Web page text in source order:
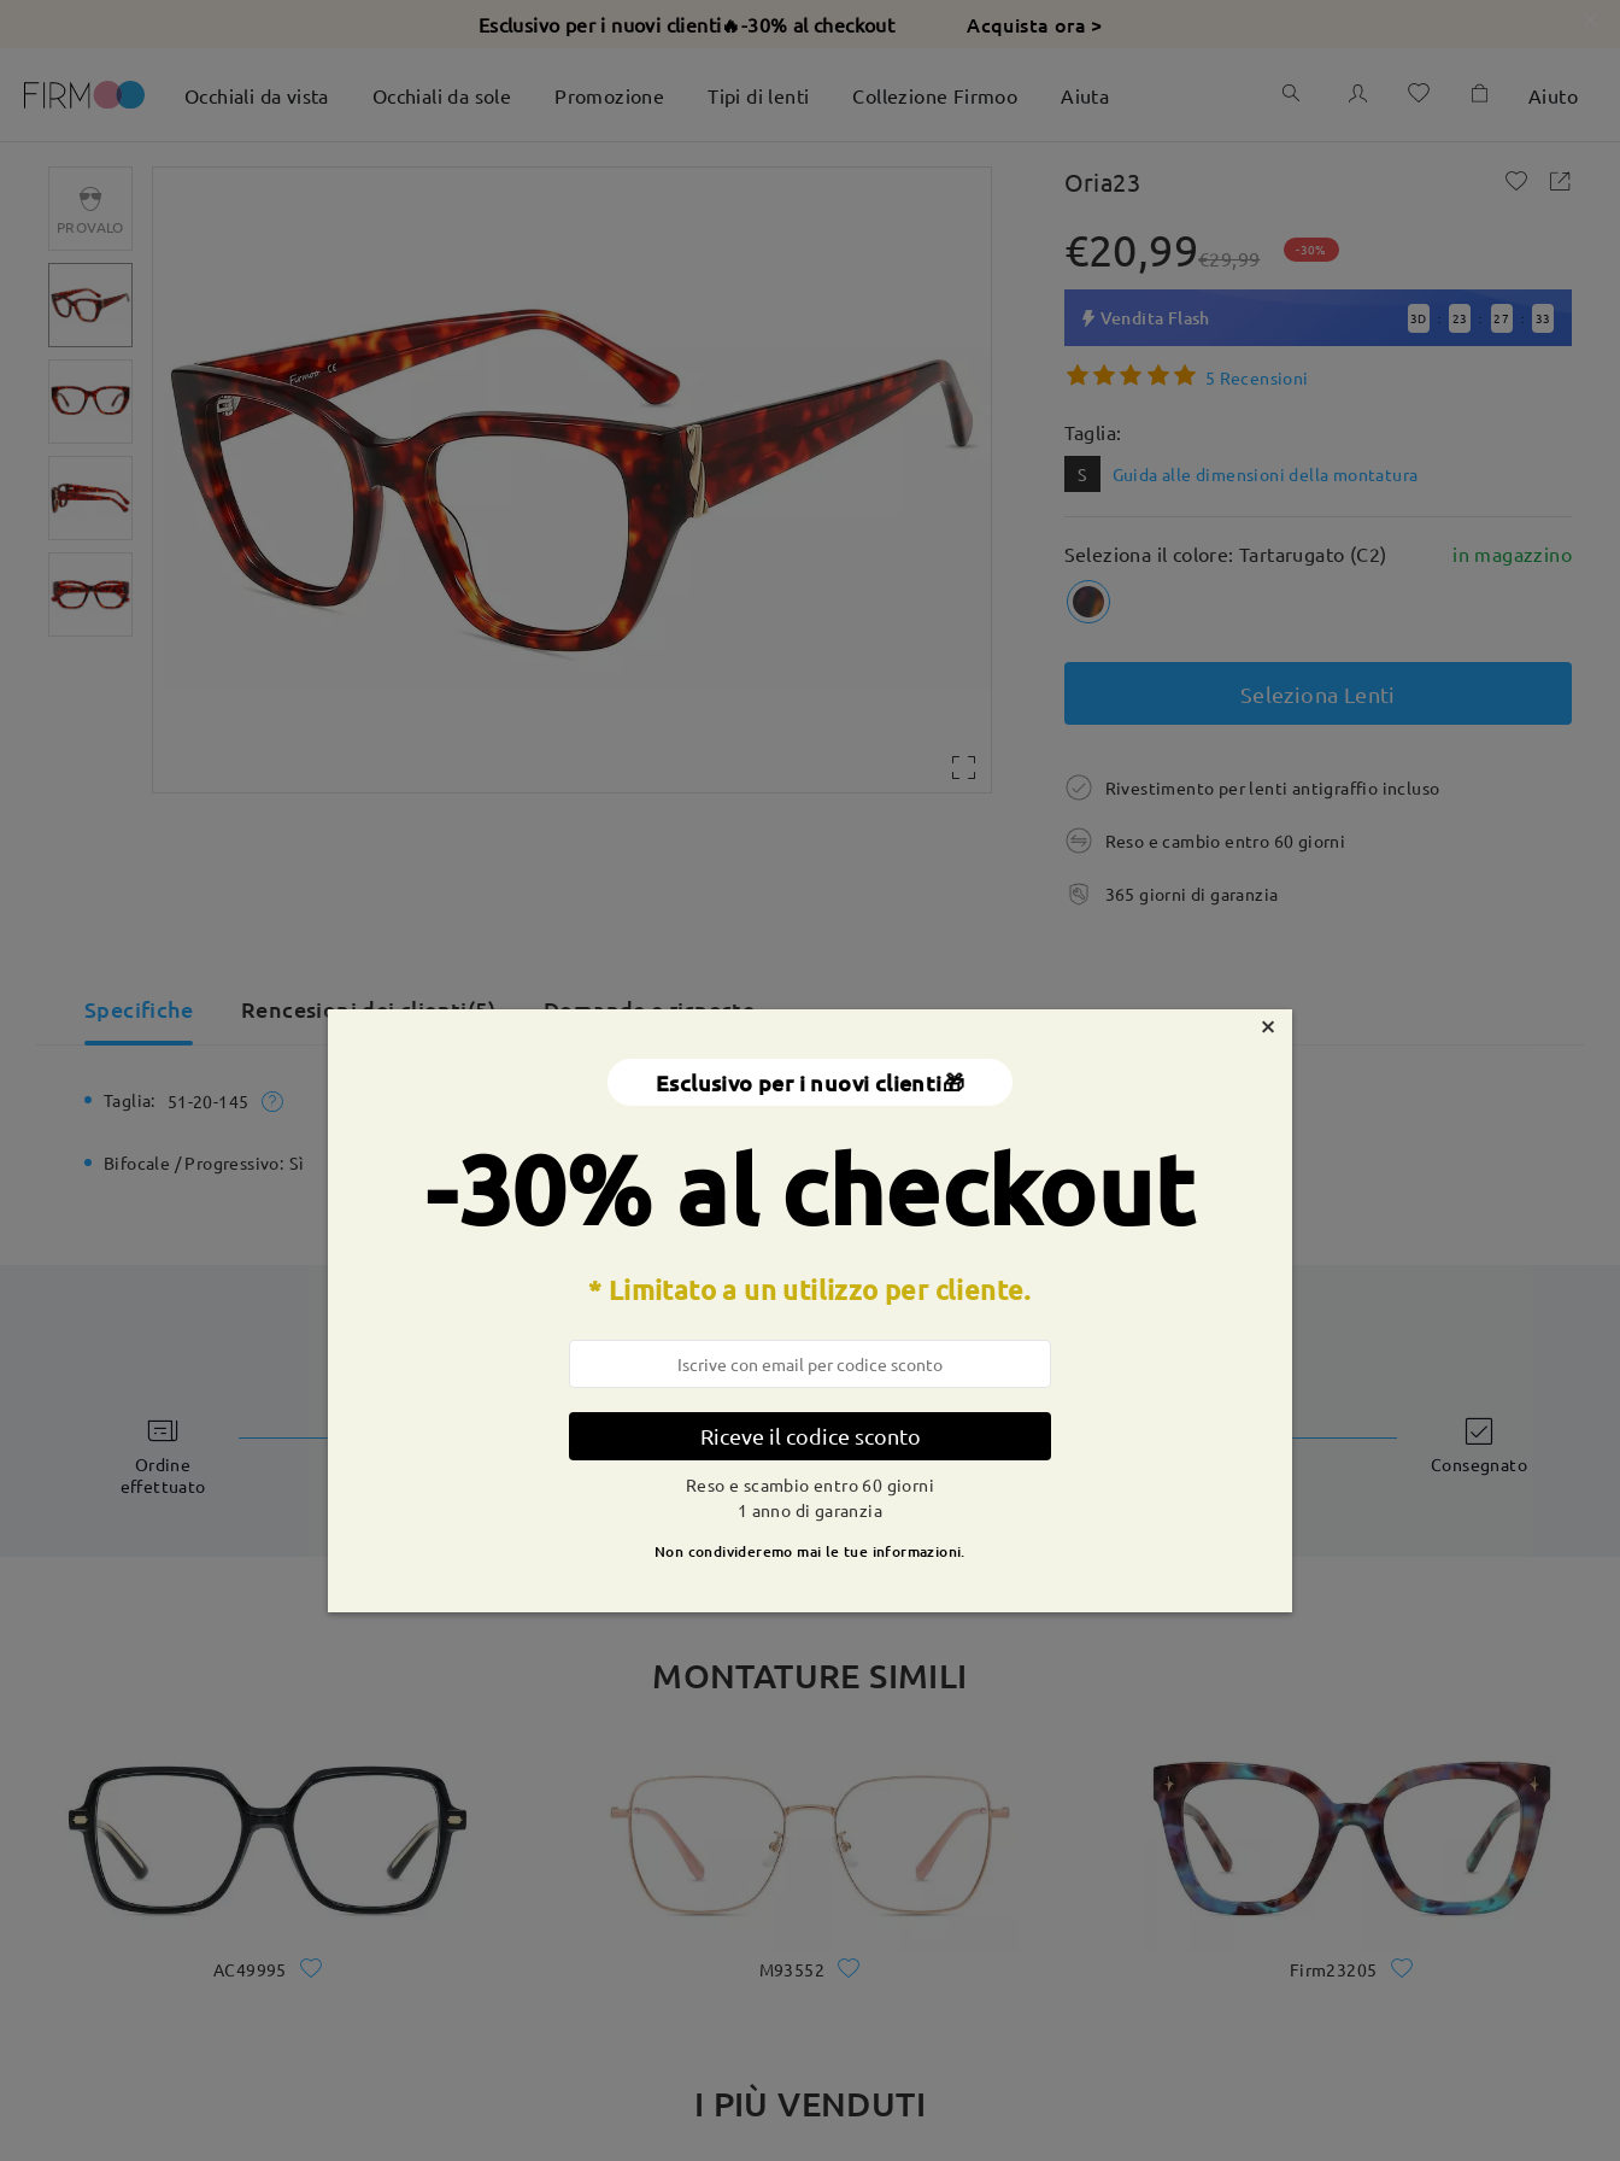
Esclusivo per i nuovi clienti🔥-30% al checkout Acquista ora >
Occhiali da vista Occhiali da sole Promozione Tipi di lenti Collezione Firmoo Aiuta Aiuto
PROVALO
Oria23
€20,99€29,99 -30%
Vendita Flash 3D : 23 : 27 : 32
5 Recensioni
Taglia:
S Guida alle dimensioni della montatura
Seleziona il colore: Tartarugato (C2) in magazzino
Seleziona Lenti
Rivestimento per lenti antigraffio incluso
Reso e cambio entro 60 giorni
365 giorni di garanzia
Specifiche Rencesioni dei clienti(5) Domande e risposte
Taglia: 51-20-145 128 mm ) Dimensione diagonale della lente:
Bifocale / Progressivo: Sì Cerniera a molla: No Materiale:
CONSEGNA
Ordine
effettuato
tempi di spedizione
dettagli Spedito 9-21 giorni lavorativi Consegnato
MONTATURE SIMILI
AC49995 M93552 Firm23205
I PIÙ VENDUTI
×
Esclusivo per i nuovi clienti🎁
-30% al checkout
* Limitato a un utilizzo per cliente.
Riceve il codice sconto
Reso e scambio entro 60 giorni
1 anno di garanzia
Non condivideremo mai le tue informazioni.